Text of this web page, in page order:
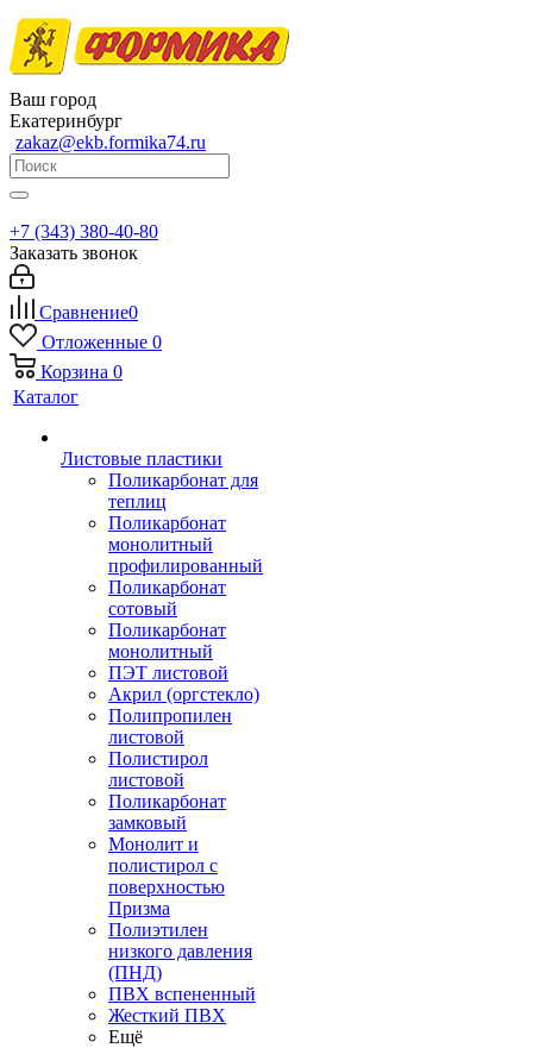
Ваш город
Екатеринбург
zakaz@ekb.formika74.ru
+7 (343) 380-40-80
Заказать звонок
Сравнение0
Отложенные 0
Корзина 0
Каталог
Листовые пластики
Поликарбонат для
теплиц
Поликарбонат
монолитный
профилированный
Поликарбонат
сотовый
Поликарбонат
монолитный
ПЭТ листовой
Акрил (оргстекло)
Полипропилен
листовой
Полистирол
листовой
Поликарбонат
замковый
Монолит и
полистирол с
поверхностью
Призма
Полиэтилен
низкого давления
(ПНД)
ПВХ вспененный
Жесткий ПВХ
Ещё